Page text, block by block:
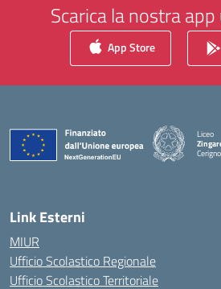
Scarica la nostra
App Store
Liceo
—
Link Esterni
MIUR
Ufficio Scolastico Regionale
Ufficio Scolastico Territoriale